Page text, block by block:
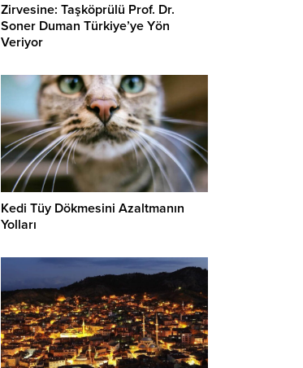
Zirvesine: Taşköprülü Prof. Dr.
Soner Duman Türkiye’ye Yön
Veriyor
Kedi Tüy Dökmesini Azaltmanın
Yolları